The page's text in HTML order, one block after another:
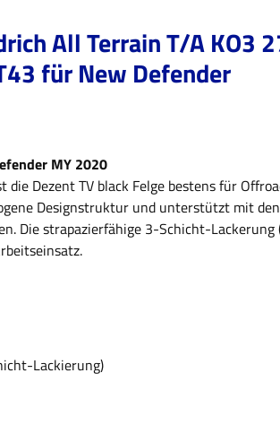
All Terrain T/A KO3
für New Defender
MY 2020
Dezent TV black Felge bestens für
Designstruktur und unterstützt mit
Die strapazierfähige 3-Schicht-Lackerung
Lackierung)